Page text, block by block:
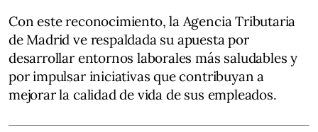
Con este reconocimiento, la Agencia Tributaria
de Madrid ve respaldada su apuesta por
desarrollar entornos laborales más saludables y
por impulsar iniciativas que contribuyan a
mejorar la calidad de vida de sus empleados.